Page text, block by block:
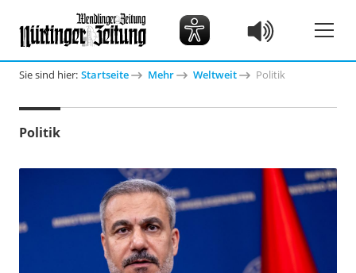
Sie sind hier: Startseite Mehr Weltweit Politik
Politik